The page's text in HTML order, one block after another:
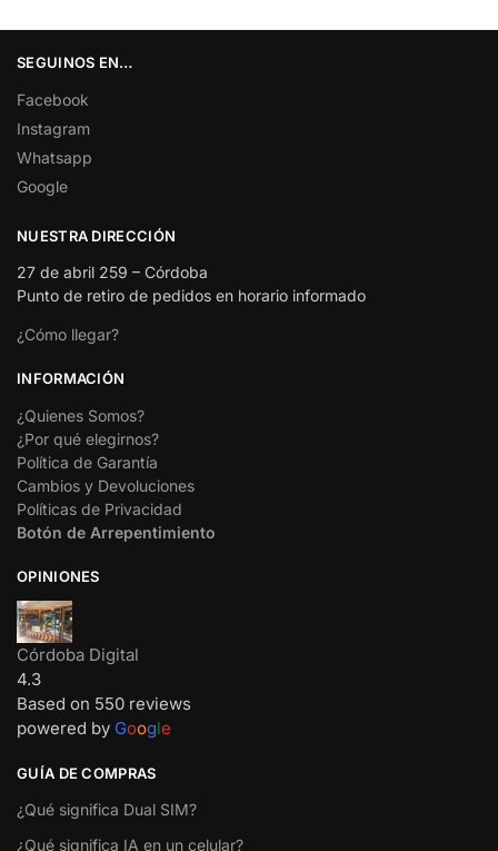
SEGUINOS EN…
Facebook
Instagram
Whatsapp
Google
NUESTRA DIRECCIÓN
27 de abril 259 – Córdoba
Punto de retiro de pedidos en horario informado
¿Cómo llegar?
INFORMACIÓN
¿Quienes Somos?
¿Por qué elegirnos?
Política de Garantía
Cambios y Devoluciones
Políticas de Privacidad
Botón de Arrepentimiento
OPINIONES
Córdoba Digital
4.3
Based on 550 reviews
powered by Google
GUÍA DE COMPRAS
¿Qué significa Dual SIM?
¿Qué significa IA en un celular?